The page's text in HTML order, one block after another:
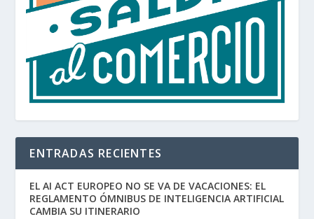
ENTRADAS RECIENTES
EL AI ACT EUROPEO NO SE VA DE VACACIONES: EL
REGLAMENTO ÓMNIBUS DE INTELIGENCIA ARTIFICIAL
CAMBIA SU ITINERARIO